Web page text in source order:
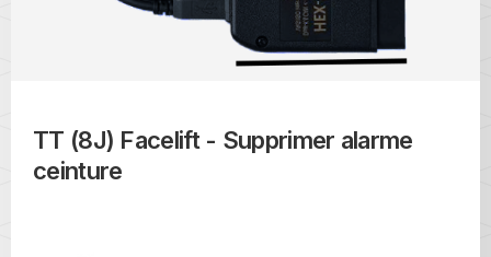
TT (8J) Facelift - Supprimer alarme
ceinture